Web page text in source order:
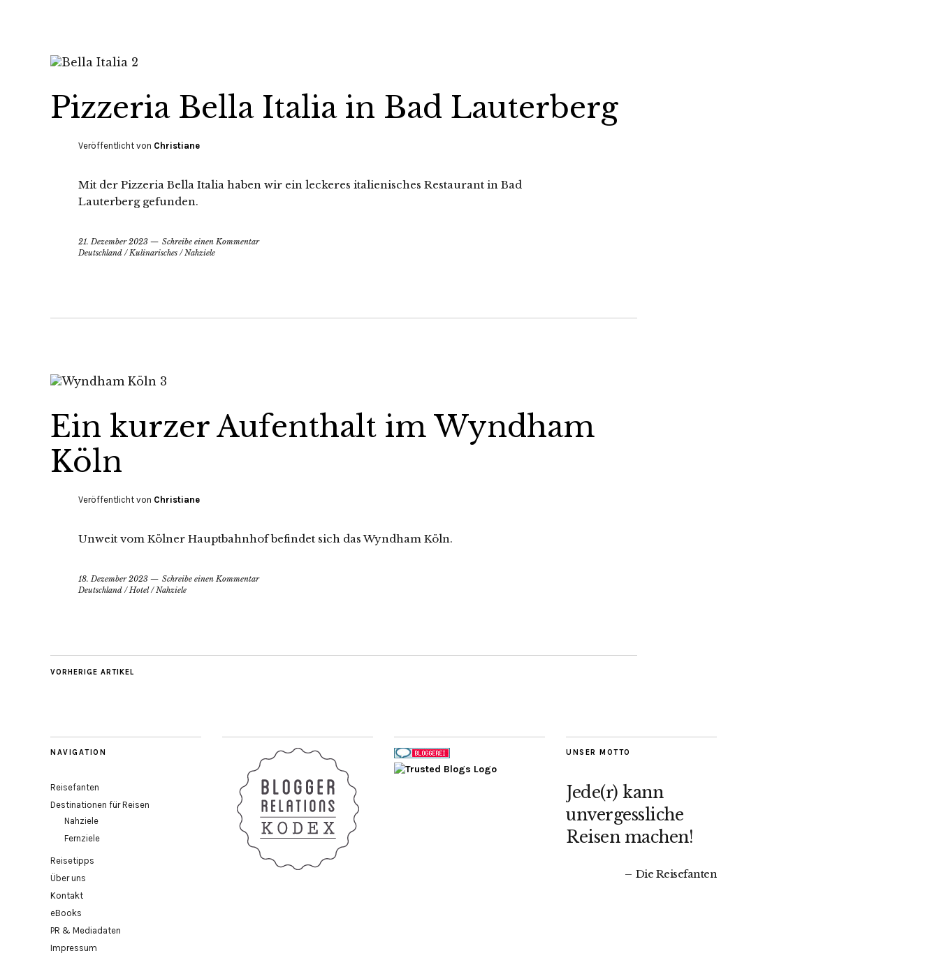
Pizzeria Bella Italia in Bad Lauterberg
Veröffentlicht von Christiane
Mit der Pizzeria Bella Italia haben wir ein leckeres italienisches Restaurant in Bad
Lauterberg gefunden.
21. Dezember 2023
Schreibe einen Kommentar
Deutschland /Kulinarisches /Nahziele
Ein kurzer Aufenthalt im Wyndham
Köln
Veröffentlicht von Christiane
Unweit vom Kölner Hauptbahnhof befindet sich das Wyndham Köln.
18. Dezember 2023
Schreibe einen Kommentar
Deutschland /Hotel/Nahziele
VORHERIGE ARTIKEL
NAVIGATION
Reisefanten
Destinationen für Reisen
Nahziele
Fernziele
Reisetipps
Über uns
Kontakt
eBooks
PR & Mediadaten
Impressum
UNSER MOTTO
Jede(r) kann
unvergessliche
Reisen machen!
Die Reisefanten